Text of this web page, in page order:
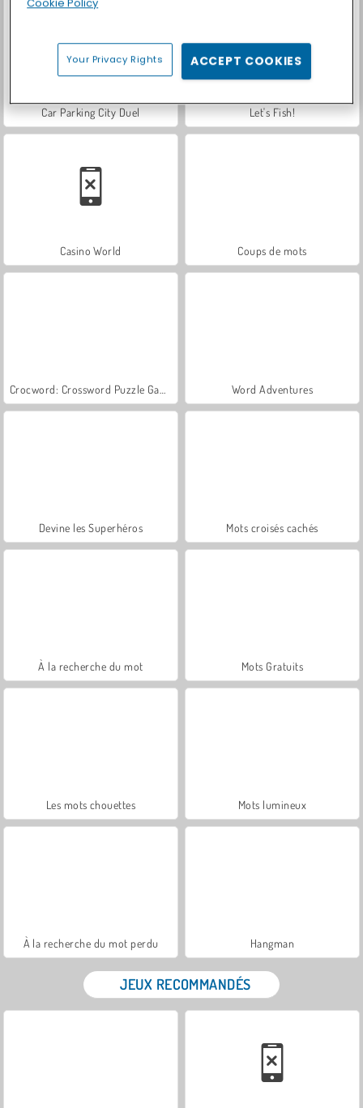
Car Parking City Duel Let's Fish!
Casino World Coups de mots
Word Adventures
Devine les Superhéros Mots croisés cachés
À la recherche du mot Mots Gratuits
Les mots chouettes Mots lumineux
À la recherche du mot perdu Hangman
JEUX RECOMMANDÉS
Your Privacy Rights ACCEPT COOKIES